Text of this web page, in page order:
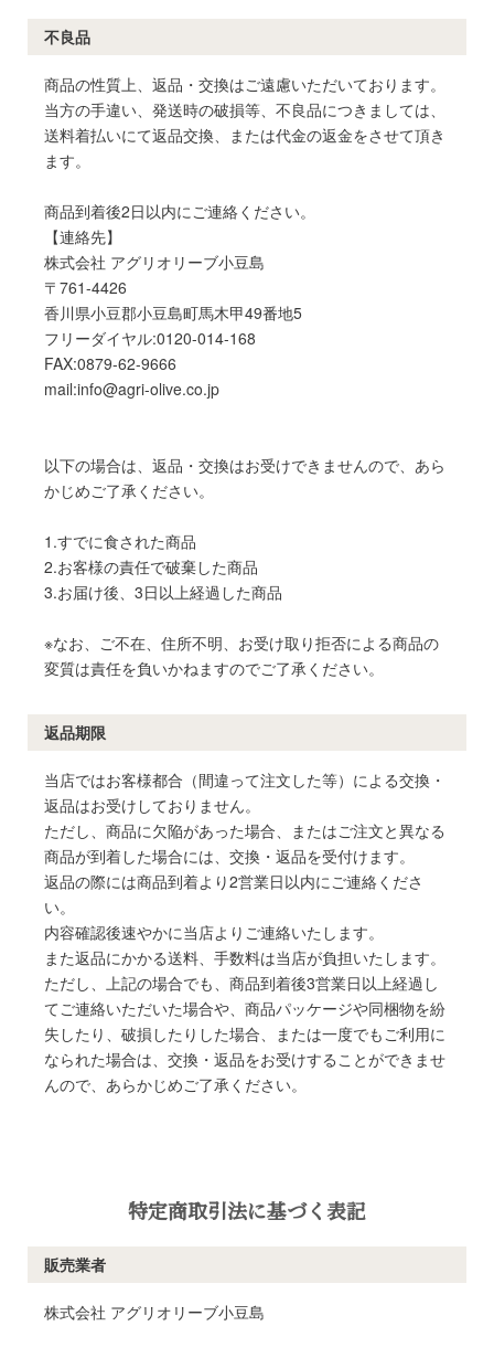
不良品
商品の性質上、返品・交換はご遠慮いただいております。
当方の手違い、発送時の破損等、不良品につきましては、
送料着払いにて返品交換、または代金の返金をさせて頂き
ます。
商品到着後2日以内にご連絡ください。
【連絡先】
株式会社 アグリオリーブ小豆島
〒761-4426
香川県小豆郡小豆島町馬木甲49番地5
フリーダイヤル:0120-014-168
FAX:0879-62-9666
mail:info@agri-olive.co.jp
以下の場合は、返品・交換はお受けできませんので、あら
かじめご了承ください。
1.すでに食された商品
2.お客様の責任で破棄した商品
3.お届け後、3日以上経過した商品
※なお、ご不在、住所不明、お受け取り拒否による商品の
変質は責任を負いかねますのでご了承ください。
返品期限
当店ではお客様都合（間違って注文した等）による交換・
返品はお受けしておりません。
ただし、商品に欠陥があった場合、またはご注文と異なる
商品が到着した場合には、交換・返品を受付けます。
返品の際には商品到着より2営業日以内にご連絡くださ
い。
内容確認後速やかに当店よりご連絡いたします。
また返品にかかる送料、手数料は当店が負担いたします。
ただし、上記の場合でも、商品到着後3営業日以上経過し
てご連絡いただいた場合や、商品パッケージや同梱物を紛
失したり、破損したりした場合、または一度でもご利用に
なられた場合は、交換・返品をお受けすることができませ
んので、あらかじめご了承ください。
特定商取引法に基づく表記
販売業者
株式会社 アグリオリーブ小豆島